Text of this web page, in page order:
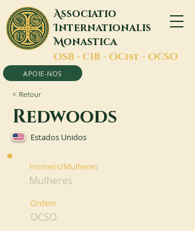
Associatio
Internationalis
Monastica
OSB - CIB - OCist - OCSO
APOIE-NOS
< Retour
Redwoods
Estados Unidos
Homens/Mulheres
Mulheres
Ordem
OCSO